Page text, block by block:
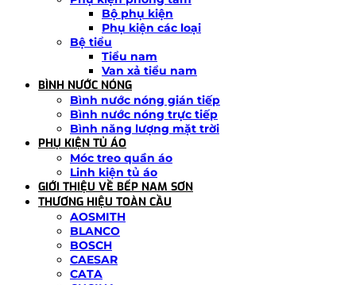
Bộ phụ kiện
Phụ kiện các loại
Bệ tiểu
Tiểu nam
Van xả tiểu nam
BÌNH NƯỚC NÓNG
Bình nước nóng gián tiếp
Bình nước nóng trực tiếp
Bình năng lượng mặt trời
PHỤ KIỆN TỦ ÁO
Móc treo quần áo
Linh kiện tủ áo
GIỚI THIỆU VỀ BẾP NAM SƠN
THƯƠNG HIỆU TOÀN CẦU
AOSMITH
BLANCO
BOSCH
CAESAR
CATA